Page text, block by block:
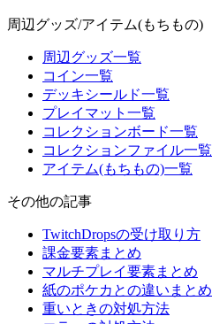
周辺グッズ/アイテム(もちもの)
周辺グッズ一覧
コイン一覧
デッキシールド一覧
プレイマット一覧
コレクションボード一覧
コレクションファイル一覧
アイテム(もちもの)一覧
その他の記事
TwitchDropsの受け取り方
課金要素まとめ
マルチプレイ要素まとめ
紙のポケカとの違いまとめ
重いときの対処方法